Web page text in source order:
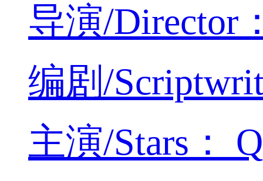
导演/Director
编剧/
主演/Stars：